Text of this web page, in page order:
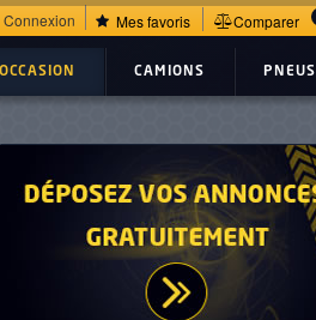
Connexion Mes favoris Comparer
CAMIONS PNEUS